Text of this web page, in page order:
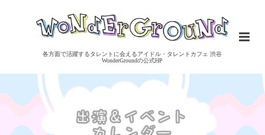
各方面で活躍するタレントに会えるアイドル・タレントカフェ 渋谷
WonderGroundの公式HP